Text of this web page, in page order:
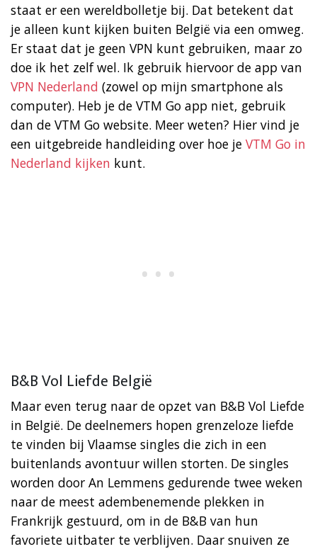
staat er een wereldbolletje bij. Dat betekent dat
je alleen kunt kijken buiten België via een omweg.
Er staat dat je geen VPN kunt gebruiken, maar zo
doe ik het zelf wel. Ik gebruik hiervoor de app van
VPN Nederland (zowel op mijn smartphone als
computer). Heb je de VTM Go app niet, gebruik
dan de VTM Go website. Meer weten? Hier vind je
een uitgebreide handleiding over hoe je VTM Go in
Nederland kijken kunt.
B&B Vol Liefde België
Maar even terug naar de opzet van B&B Vol Liefde
in België. De deelnemers hopen grenzeloze liefde
te vinden bij Vlaamse singles die zich in een
buitenlands avontuur willen storten. De singles
worden door An Lemmens gedurende twee weken
naar de meest adembenemende plekken in
Frankrijk gestuurd, om in de B&B van hun
favoriete uitbater te verblijven. Daar snuiven ze